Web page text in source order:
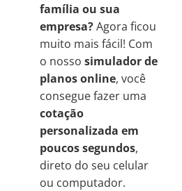
família ou sua
empresa?Agora ficou
muito mais fácil! Com
o nosso simulador de
planos online, você
consegue fazer uma
cotação
personalizada em
poucos segundos,
direto do seu celular
ou computador.